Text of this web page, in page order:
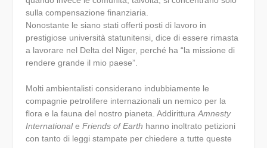
sulla compensazione finanziaria.
Nonostante le siano stati offerti posti di lavoro in
prestigiose università statunitensi, dice di essere rimasta
a lavorare nel Delta del Niger, perché ha “la missione di
rendere grande il mio paese”.
Molti ambientalisti considerano indubbiamente le
compagnie petrolifere internazionali un nemico per la
flora e la fauna del nostro pianeta. Addirittura Amnesty
Internationale Friends of Earth hanno inoltrato petizioni
con tanto di leggi stampate per chiedere a tutte queste